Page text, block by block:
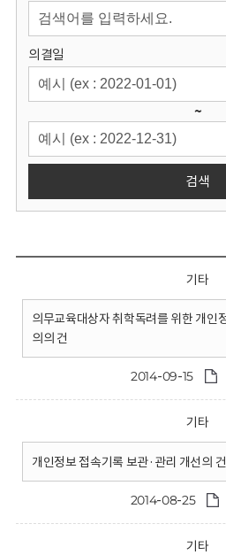
의결일
~
검색
기타
의무교육대상자 취학독려를 위한 개인
의의 건
2014-09-15
기타
개인정보 접속기록 보관·관리 개선의 건
2014-08-25
기타